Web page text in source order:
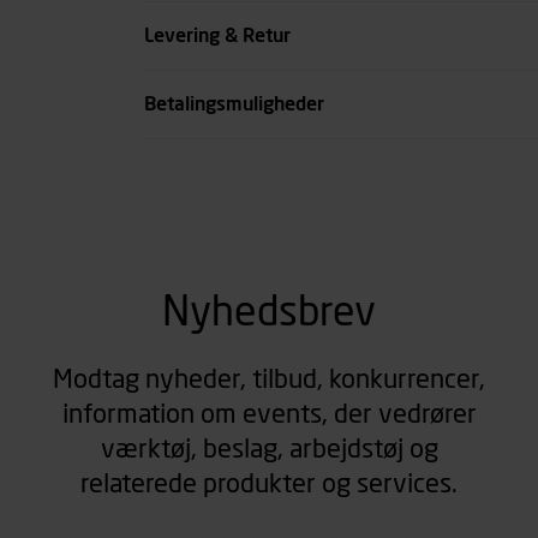
Levering & Retur
Betalingsmuligheder
Nyhedsbrev
Modtag nyheder, tilbud, konkurrencer,
information om events, der vedrører
værktøj, beslag, arbejdstøj og
relaterede produkter og services.